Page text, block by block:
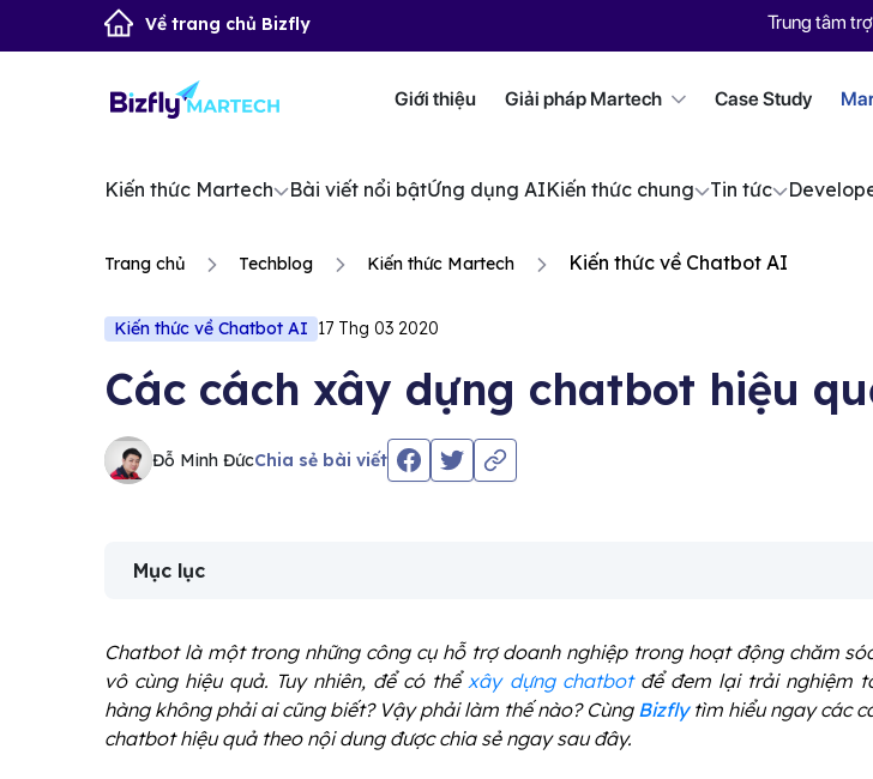
Về trang chủ Bizfly Trung tâm
Giới thiệu Giải pháp Martech Case Study
Kiến thức Martech Bài viết nổi bậtỨng dụng AIKiến thức chung Tin tức
Trang chủ Techblog Kiến thức Martech Kiến thức về Chatbot AI
Kiến thức về Chatbot AI 17 Thg 03 2020
Các cách xây dựng chatbot hiệu
Đỗ Minh ĐứcChia sẻ bài viết
Mục lục
Chatbot là một trong những công cụ hỗ trợ doanh nghiệp trong hoạt động chăm
vô cùng hiệu quả. Tuy nhiên, để có thểxây dựng chatbotđể đem lại trải nghiệm
hàng không phải ai cũng biết? Vậy phải làm thế nào? Cùng Bizflytìm hiểu ngay các
chatbot hiệu quả theo nội dung được chia sẻ ngay sau đây.